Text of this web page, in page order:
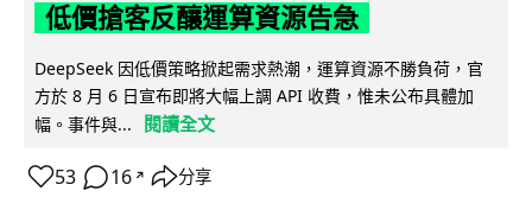
低價搶客反釀運算資源告急
DeepSeek 因低價策略掀起需求熱潮，運算資源不勝負荷，官
方於 8 月 6 日宣布即將大幅上調 API 收費，惟未公布具體加
幅。事件與...
閱讀全文
53 16 ↗ 分享